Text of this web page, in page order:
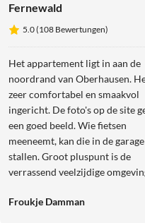
Fernewald
5.0 (108 Bewertungen)
Het appartement ligt in aan de
noordrand van Oberhausen.
zeer comfortabel en smaakvol
ingericht. De foto's op de site
een goed beeld. Wie fietsen
meeneemt, kan die in de garage
stallen. Groot pluspunt is de
verrassend veelzijdige
alleen mijnen, Halden en
Froukje Damman